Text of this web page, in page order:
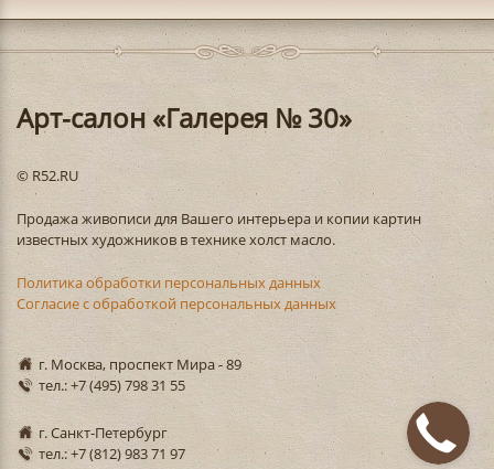
Арт-салон «Галерея № 30»
© R52.RU
Продажа живописи для Вашего интерьера и копии картин
известных художников в технике холст масло.
Политика обработки персональных данных
Согласие с обработкой персональных данных
г. Москва, проспект Мира - 89
тел.: +7 (495) 798 31 55
г. Санкт-Петербург
тел.: +7 (812) 983 71 97